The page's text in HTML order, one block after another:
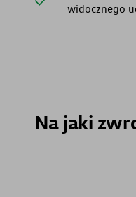
widocznego
Na jaki